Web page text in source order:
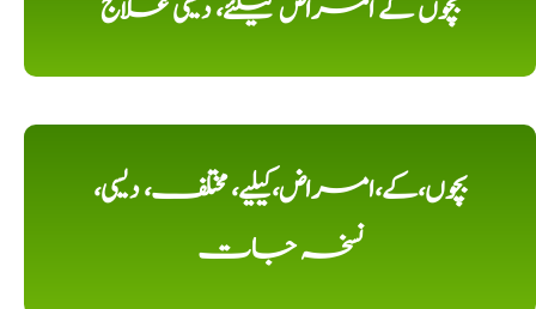
بچوں کے امراض کیلئے، دیسی علاج
بچوں،کے،امراض،کیلیے، مختلف، دیسی،
نسخہ جات